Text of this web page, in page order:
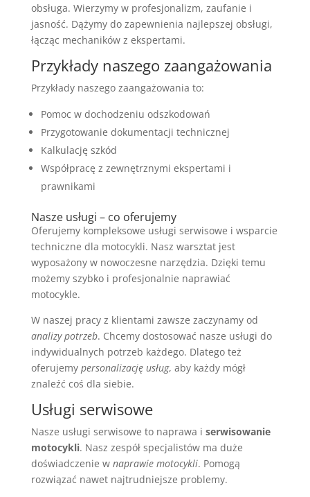
obsługa. Wierzymy w profesjonalizm, zaufanie i
jasność. Dążymy do zapewnienia najlepszej obsługi,
łącząc mechaników z ekspertami.
Przykłady naszego zaangażowania
Przykłady naszego zaangażowania to:
Pomoc w dochodzeniu odszkodowań
Przygotowanie dokumentacji technicznej
Kalkulację szkód
Współpracę z zewnętrznymi ekspertami i
prawnikami
Nasze usługi – co oferujemy
Oferujemy kompleksowe usługi serwisowe i wsparcie
techniczne dla motocykli. Nasz warsztat jest
wyposażony w nowoczesne narzędzia. Dzięki temu
możemy szybko i profesjonalnie naprawiać
motocykle.
W naszej pracy z klientami zawsze zaczynamy od
analizy potrzeb. Chcemy dostosować nasze usługi do
indywidualnych potrzeb każdego. Dlatego też
oferujemy personalizację usług, aby każdy mógł
znaleźć coś dla siebie.
Usługi serwisowe
Nasze usługi serwisowe to naprawa i serwisowanie
motocykli. Nasz zespół specjalistów ma duże
doświadczenie w naprawie motocykli. Pomogą
rozwiązać nawet najtrudniejsze problemy.